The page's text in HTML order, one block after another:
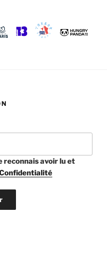
reconnais avoir lu et